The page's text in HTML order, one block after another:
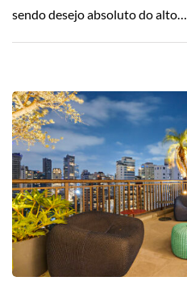
sendo desejo absoluto do alto…